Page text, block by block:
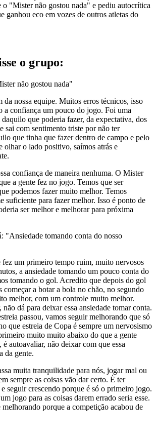
o "Mister não gostou nada" e pediu autocrítica
ganhou eco em vozes de outros atletas do
o grupo:
não gostou nada"
nossa equipe. Muitos erros técnicos, isso
a confiança um pouco do jogo. Foi uma
que poderia fazer, da expectativa, dos
sai com sentimento triste por não ter
que tinha que fazer dentro de campo e pelo
olhar o lado positivo, saímos atrás e
confiança de maneira nenhuma. O Mister
a gente fez no jogo. Temos que ser
podemos fazer muito melhor. Temos
suficiente para fazer melhor. Isso é ponto de
ser melhor e melhorar para próxima
"Ansiedade tomando conta do nosso
um primeiro tempo ruim, muito nervosos
a ansiedade tomando um pouco conta do
tomando o gol. Acredito que depois do gol
a botar a bola no chão, no segundo
melhor, com um controle muito melhor.
dá para deixar essa ansiedade tomar conta.
passou, vamos seguir melhorando que só
que estreia de Copa é sempre um nervosismo
muito muito abaixo do que a gente
autoavaliar, não deixar com que essa
da gente.
muita tranquilidade para nós, jogar mal ou
sempre as coisas vão dar certo. É ter
seguir crescendo porque é só o primeiro jogo.
jogo para as coisas darem errado seria esse.
porque a competição acabou de